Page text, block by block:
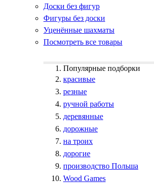
Доски без фигур
Фигуры без доски
Уценённые шахматы
Посмотреть все товары
Популярные подборки
красивые
резные
ручной работы
деревянные
дорожные
на троих
дорогие
производство Польша
Wood Games